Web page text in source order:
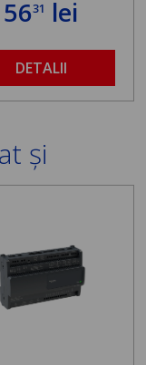
5631 lei
DETALII
și